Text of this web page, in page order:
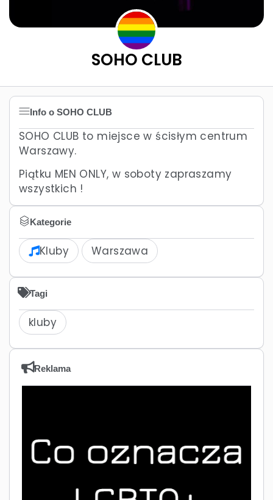
SOHO CLUB
Info o SOHO CLUB
SOHO CLUB to miejsce w ścisłym centrum
Warszawy.
Piątku MEN ONLY, w soboty zapraszamy
wszystkich !
Kategorie
Kluby Warszawa
Tagi
kluby
Reklama